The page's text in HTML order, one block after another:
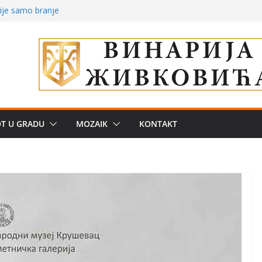
Od
medicinske
U GRADU MOZAIK KONTAKT